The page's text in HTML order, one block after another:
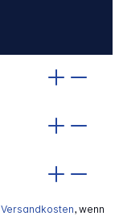
Versandkosten, wenn